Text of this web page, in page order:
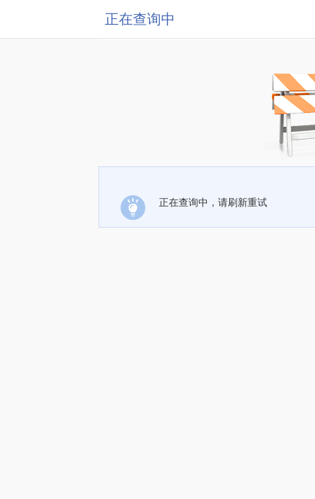
正在查询中
正在查询中，请刷新重试